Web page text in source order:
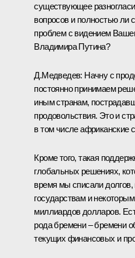
существующее
вопросов и полностью ли
проблем с видением
Владимира Путина?
Д.Медведев: Начну с
постоянно принимаем
иным странам,
продовольствия. Это и
в том числе африканские
Кроме того, такая
глобальных решениях,
время мы списали
государствам и
миллиардов долларов.
рода бремени – бремени
текущих финансовых и